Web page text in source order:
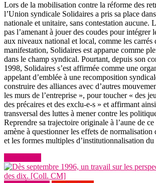
Lors de la mobilisation contre la réforme des
l’Union syndicale Solidaires a pris sa place
nationale et unitaire, sans contestation aucune.
pas l’amenant à jouer des coudes pour intégrer
aux niveaux national et local, comme les carrés
manifestation, Solidaires est apparue comme
dans le champ syndical. Pourtant, depuis son
1998, Solidaires s’est affirmée comme une
appelant d’emblée à une recomposition
construire des alliances avec d’autres
les murs de l’entreprise », pour toucher « des
des précaires et des exclu-e-s » et affirmant
transversal des luttes à mener contre les
Reprendre sa trajectoire originale à l’aune de
amène à questionner les effets de normalisation
et les formes multiples d’institutionnalisation du